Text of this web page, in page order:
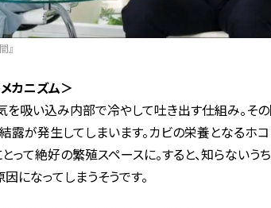
』
カニズム＞
を吸い込み内部で冷やして吐き出す仕組み。そ
露が発生してしまいます。カビの栄養となるホコ
って絶好の繁殖スペースに。すると、知らないう
になってしまうそうです。